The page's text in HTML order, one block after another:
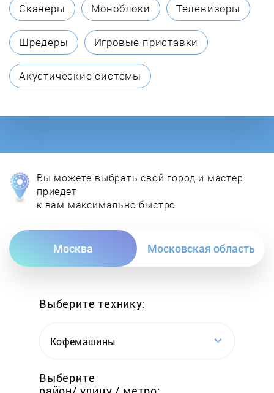
Eksi
Electrolux
Elica
Exiteq
Fimar
Сканеры Моноблоки Телевизоры
Шредеры Игровые приставки
Акустические системы
Вы можете выбрать свой город и мастер
приедет
к вам максимально быстро
Москва Московская область
Выберите технику:
Кофемашины
Выберите